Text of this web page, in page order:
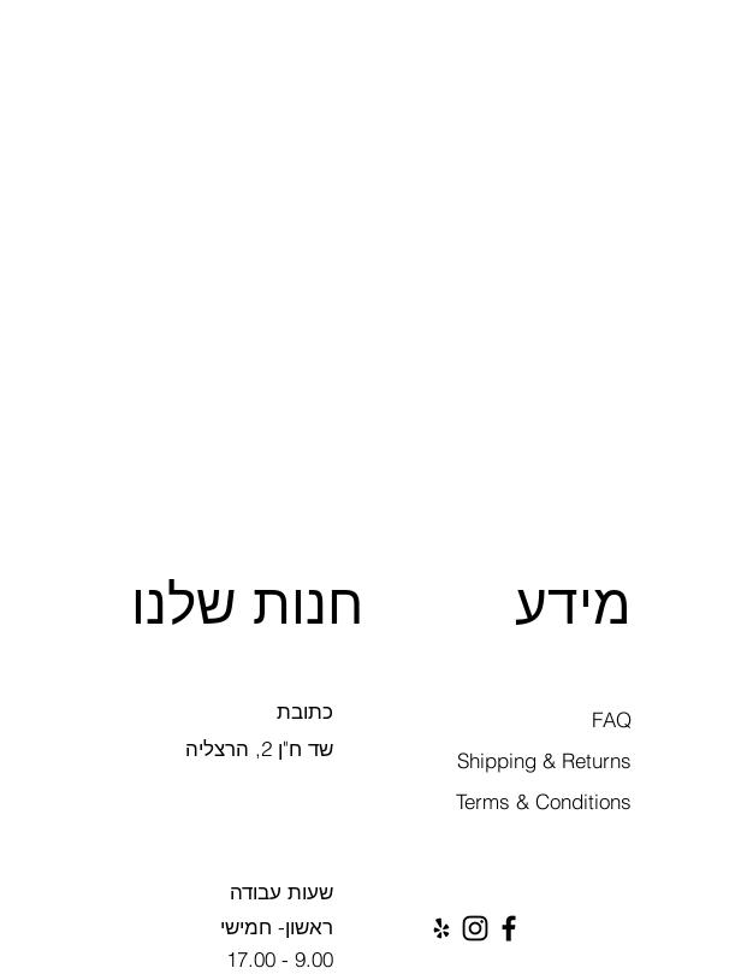
מידע חנות שלנו
FAQ
Shipping & Returns
Terms & Conditions
כתובת
שד ח"ן 2, הרצליה
שעות עבודה
ראשון- חמישי
9.00 - 17.00